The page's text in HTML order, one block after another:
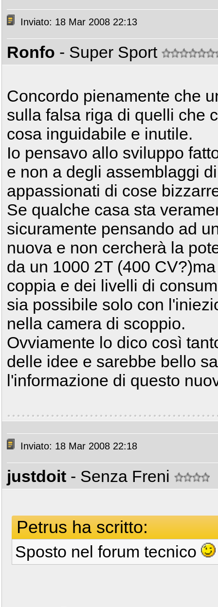
Inviato: 18 Mar 2008 22:13
Ronfo - Super Sport
Concordo pienamente che
sulla falsa riga di quelli che
cosa inguidabile e inutile.
Io pensavo allo sviluppo
e non a degli assemblaggi
appassionati di cose
Se qualche casa sta
sicuramente pensando ad
nuova e non cercherà la
da un 1000 2T (400
coppia e dei livelli di
sia possibile solo con
nella camera di scoppio.
Ovviamente lo dico così
delle idee e sarebbe bello
l'informazione di questo
Inviato: 18 Mar 2008 22:18
justdoit - Senza Freni
Petrus ha scritto:
Sposto nel forum tecnico